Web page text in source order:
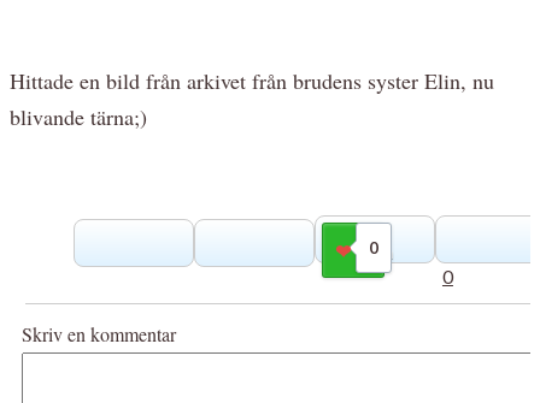
Hittade en bild från arkivet från brudens syster Elin, nu
blivande tärna;)
0
Gilla
0
Skriv en kommentar